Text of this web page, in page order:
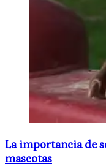
La importancia de
mascotas